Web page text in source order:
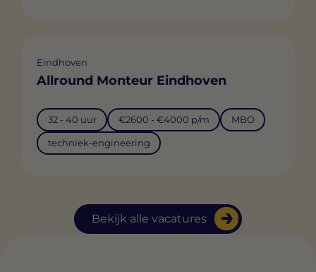
Bekijk alle vacatures
Eindhoven
Allround Monteur Eindhoven
32 - 40 uur €2600 - €4000 p/m MBO
techniek-engineering